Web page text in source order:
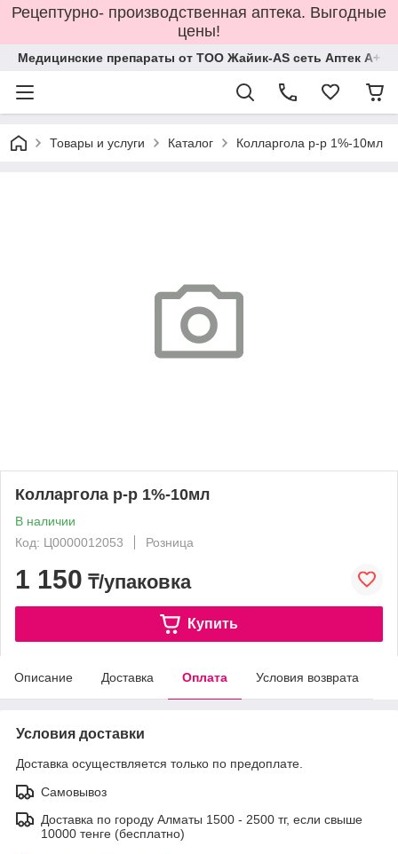
Рецептурно- производственная аптека. Выгодные
цены!
Медицинские препараты от ТОО Жайик-AS сеть Аптек А+
Товары и услуги Каталог Колларгола р-р 1%-10мл
Колларгола р-р 1%-10мл
В наличии
Код: Ц0000012053
Розница
1 150 ₸/упаковка
Купить
Описание Доставка Оплата Условия возврата
Условия доставки
Доставка осуществляется только по предоплате.
Самовывоз
Доставка по городу Алматы 1500 - 2500 тг, если свыше
10000 тенге (бесплатно)